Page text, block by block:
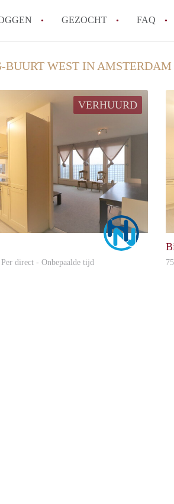
GEZOCHT FAQ
Amsterdam?
Wat zijn de voordelen van het huren van
Hoe vind je een goedkoop appartement in
Wat zijn de verplichtingen van een
Kan je beter een appartement huren of
Alle veelgestelde vragen
BUURT WEST IN AMSTERDAM
VERHUURD
Per direct - Onbepaalde tijd